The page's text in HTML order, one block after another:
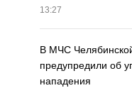
13:27
В МЧС
предупредили об
нападения